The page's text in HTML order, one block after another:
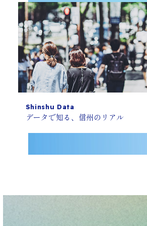
Shinshu Data
データで知る、 信州のリアル